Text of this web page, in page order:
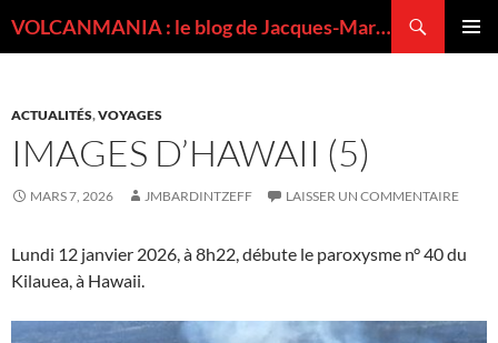
VOLCANMANIA : le blog de Jacques-Marie BARDINTZEFF, volcanologue
ACTUALITÉS,VOYAGES
IMAGES D’HAWAII (5)
MARS 7, 2026 JMBARDINTZEFF LAISSER UN COMMENTAIRE
Lundi 12 janvier 2026, à 8h22, débute le paroxysme n° 40 du
Kilauea, à Hawaii.